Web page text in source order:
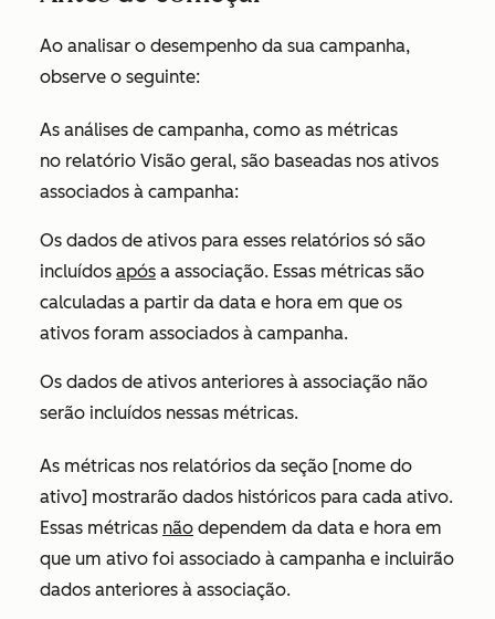
Ao analisar o desempenho da sua campanha,
observe o seguinte:
As análises de campanha, como as métricas
no relatório Visão geral, são baseadas nos ativos
associados à campanha:
Os dados de ativos para esses relatórios só são
incluídos após a associação. Essas métricas são
calculadas a partir da data e hora em que os
ativos foram associados à campanha.
Os dados de ativos anteriores à associação não
serão incluídos nessas métricas.
As métricas nos relatórios da seção [nome do
ativo] mostrarão dados históricos para cada ativo.
Essas métricas não dependem da data e hora em
que um ativo foi associado à campanha e incluirão
dados anteriores à associação.